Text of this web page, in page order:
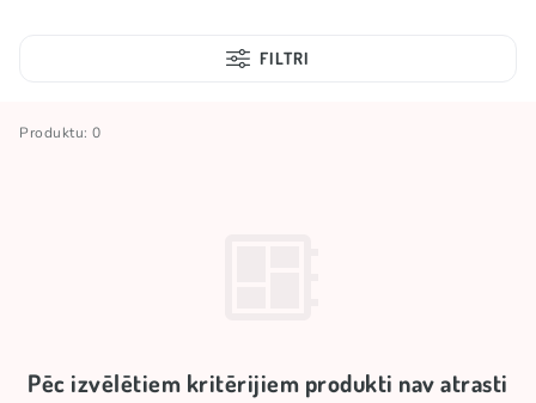
FILTRI
Produktu: 0
Pēc izvēlētiem kritērijiem produkti nav atrasti